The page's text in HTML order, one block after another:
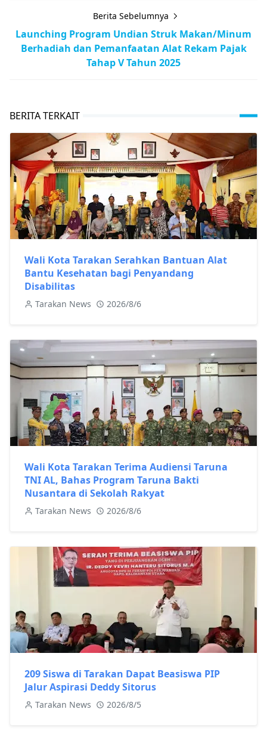
Berita Sebelumnya
Launching Program Undian Struk Makan/Minum
Berhadiah dan Pemanfaatan Alat Rekam Pajak
Tahap V Tahun 2025
BERITA TERKAIT
Wali Kota Tarakan Serahkan Bantuan Alat
Bantu Kesehatan bagi Penyandang
Disabilitas
Tarakan News 2026/8/6
Wali Kota Tarakan Terima Audiensi Taruna
TNI AL, Bahas Program Taruna Bakti
Nusantara di Sekolah Rakyat
Tarakan News 2026/8/6
209 Siswa di Tarakan Dapat Beasiswa PIP
Jalur Aspirasi Deddy Sitorus
Tarakan News 2026/8/5